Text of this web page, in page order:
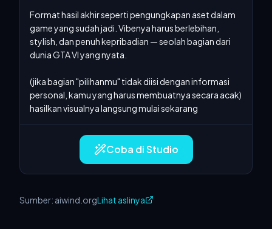
Format hasil akhir seperti pengungkapan aset dalam
game yang sudah jadi. Vibenya harus berlebihan,
stylish, dan penuh kepribadian — seolah bagian dari
dunia GTA VI yang nyata.
(jika bagian "pilihanmu" tidak diisi dengan informasi
personal, kamu yang harus membuatnya secara acak)
hasilkan visualnya langsung mulai sekarang
Coba di Studio
Sumber: aiwind.orgLihat aslinya